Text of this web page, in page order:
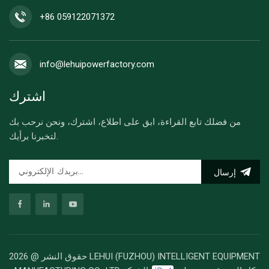
+86 059122071372
info@lehuipowerfactory.com
اشترك
من فضلك تابع القراءة، ابق على اطلاع، اشترك، ونحن نرحب بك
إرسال
حقوق النشر @ 2026 LEHUI (FUZHOU) INTELLIGENT EQUIPMENT